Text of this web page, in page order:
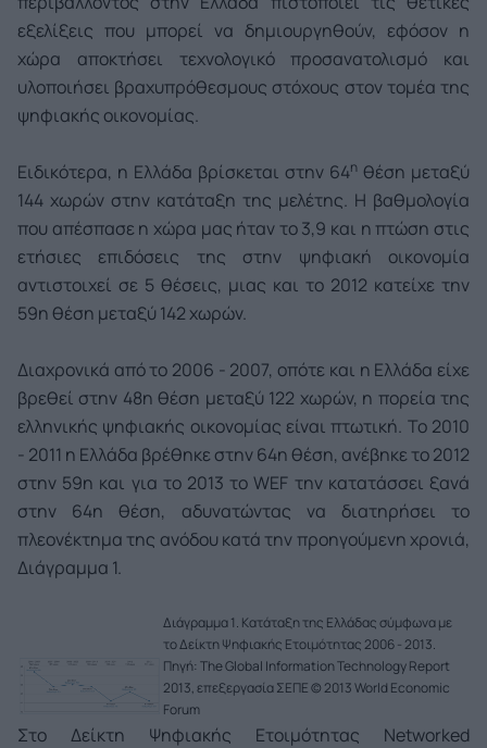
εξελίξεις που μπορεί να δημιουργηθούν, εφόσον η
χώρα αποκτήσει τεχνολογικό προσανατολισμό και
υλοποιήσει βραχυπρόθεσμους στόχους στον τομέα της
ψηφιακής οικονομίας.
Ειδικότερα, η Ελλάδα βρίσκεται στην 64η θέση μεταξύ
144 χωρών στην κατάταξη της μελέτης. Η βαθμολογία
που απέσπασε η χώρα μας ήταν το 3,9 και η πτώση στις
ετήσιες επιδόσεις της στην ψηφιακή οικονομία
αντιστοιχεί σε 5 θέσεις, μιας και το 2012 κατείχε την
59η θέση μεταξύ 142 χωρών.
Διαχρονικά από το 2006 - 2007, οπότε και η Ελλάδα είχε
βρεθεί στην 48η θέση μεταξύ 122 χωρών, η πορεία της
ελληνικής ψηφιακής οικονομίας είναι πτωτική. Το 2010
- 2011 η Ελλάδα βρέθηκε στην 64η θέση, ανέβηκε το 2012
στην 59η και για το 2013 το WEF την κατατάσσει ξανά
στην 64η θέση, αδυνατώντας να διατηρήσει το
πλεονέκτημα της ανόδου κατά την προηγούμενη χρονιά,
Διάγραμμα 1.
Διάγραμμα 1. Κατάταξη της Ελλάδας σύμφωνα με
το Δείκτη Ψηφιακής Ετοιμότητας 2006 - 2013.
Πηγή: The Global Information Technology Report
2013, επεξεργασία ΣΕΠΕ © 2013 World Economic
Forum
Στο Δείκτη Ψηφιακής Ετοιμότητας Networked